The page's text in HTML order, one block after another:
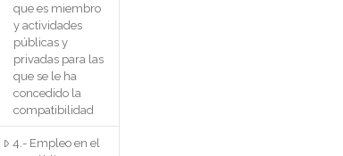
que es miembro
y actividades
públicas y
privadas para las
que se le ha
concedido la
compatibilidad
4.- Empleo en el